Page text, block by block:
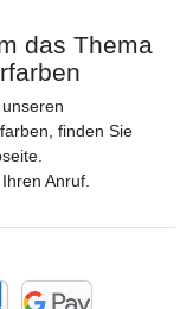
das Thema
finden Sie
Anruf.